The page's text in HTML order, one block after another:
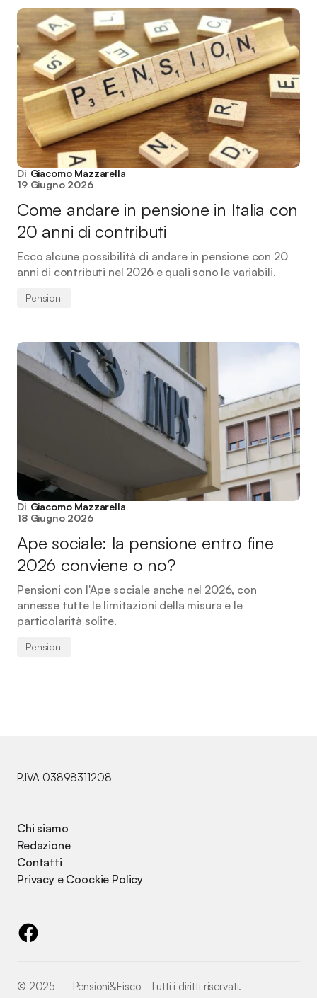
Di Giacomo Mazzarella
19 Giugno 2026
Come andare in pensione in Italia con
20 anni di contributi
Ecco alcune possibilità di andare in pensione con 20
anni di contributi nel 2026 e quali sono le variabili.
Pensioni
Di Giacomo Mazzarella
18 Giugno 2026
Ape sociale: la pensione entro fine
2026 conviene o no?
Pensioni con l'Ape sociale anche nel 2026, con
annesse tutte le limitazioni della misura e le
particolarità solite.
Pensioni
P.IVA 03898311208
Chi siamo
Redazione
Contatti
Privacy e Coockie Policy
©️ 2025 — Pensioni&Fisco - Tutti i diritti riservati.